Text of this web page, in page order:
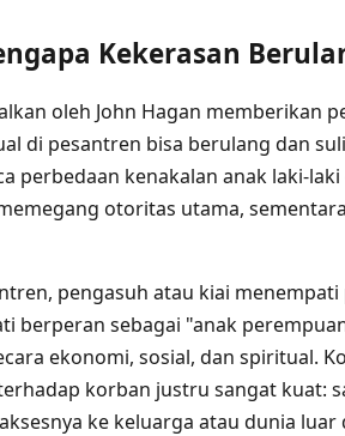
Kekerasan
oleh John Hagan memberikan
di pesantren bisa berulang dan
perbedaan kenakalan anak laki-
otoritas utama,
pengasuh atau kiai
berperan sebagai "anak
ekonomi, sosial, dan spiritual.
korban justru sangat kuat:
ke keluarga atau dunia